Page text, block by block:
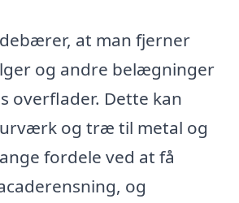
at man fjerner
og andre belægninger
overflader. Dette kan
og træ til metal og
fordele ved at få
og